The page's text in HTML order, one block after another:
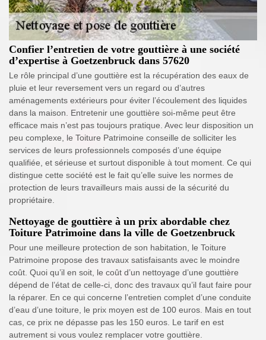
Confier l’entretien de votre gouttière à une société
d’expertise à Goetzenbruck dans 57620
Le rôle principal d’une gouttière est la récupération des eaux de
pluie et leur reversement vers un regard ou d’autres
aménagements extérieurs pour éviter l’écoulement des liquides
dans la maison. Entretenir une gouttière soi-même peut être
efficace mais n’est pas toujours pratique. Avec leur disposition un
peu complexe, le Toiture Patrimoine conseille de solliciter les
services de leurs professionnels composés d’une équipe
qualifiée, et sérieuse et surtout disponible à tout moment. Ce qui
distingue cette société est le fait qu’elle suive les normes de
protection de leurs travailleurs mais aussi de la sécurité du
propriétaire.
Nettoyage de gouttière à un prix abordable chez
Toiture Patrimoine dans la ville de Goetzenbruck
Pour une meilleure protection de son habitation, le Toiture
Patrimoine propose des travaux satisfaisants avec le moindre
coût. Quoi qu’il en soit, le coût d’un nettoyage d’une gouttière
dépend de l’état de celle-ci, donc des travaux qu’il faut faire pour
la réparer. En ce qui concerne l’entretien complet d’une conduite
d’eau d’une toiture, le prix moyen est de 100 euros. Mais en tout
cas, ce prix ne dépasse pas les 150 euros. Le tarif en est
autrement si vous voulez remplacer votre gouttière.